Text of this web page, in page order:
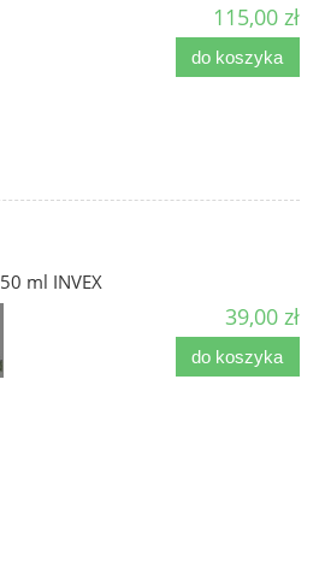
115,00 zł
do koszyka
ml INVEX
39,00 zł
do koszyka